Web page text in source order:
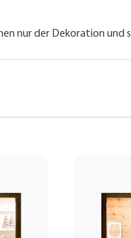
nur der Dekoration und